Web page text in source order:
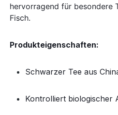
hervorragend für besondere
Fisch.
Produkteigenschaften:
Schwarzer Tee aus
Kontrolliert biologischer